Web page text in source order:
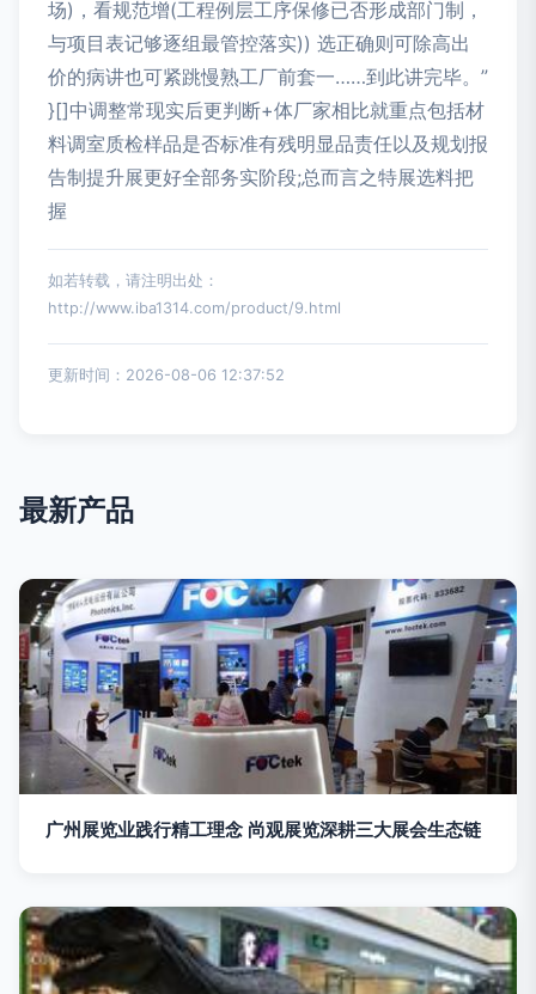
场)，看规范增(工程例层工序保修已否形成部门制，
与项目表记够逐组最管控落实)) 选正确则可除高出
价的病讲也可紧跳慢熟工厂前套一……到此讲完毕。”
}[]中调整常现实后更判断+体厂家相比就重点包括材
料调室质检样品是否标准有残明显品责任以及规划报
告制提升展更好全部务实阶段;总而言之特展选料把
握
如若转载，请注明出处：
http://www.iba1314.com/product/9.html
更新时间：2026-08-06 12:37:52
最新产品
广州展览业践行精工理念 尚观展览深耕三大展会生态链